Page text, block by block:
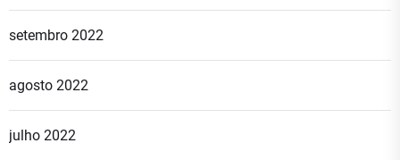
setembro 2022
agosto 2022
julho 2022